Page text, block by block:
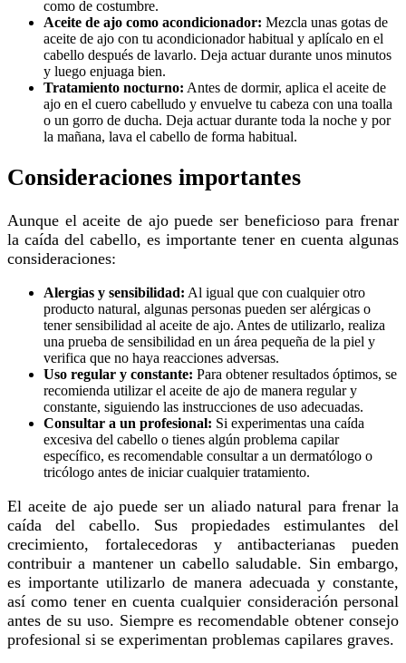
como de costumbre.
Aceite de ajo como acondicionador: Mezcla unas gotas de
aceite de ajo con tu acondicionador habitual y aplícalo en el
cabello después de lavarlo. Deja actuar durante unos minutos
y luego enjuaga bien.
Tratamiento nocturno: Antes de dormir, aplica el aceite de
ajo en el cuero cabelludo y envuelve tu cabeza con una toalla
o un gorro de ducha. Deja actuar durante toda la noche y por
la mañana, lava el cabello de forma habitual.
Consideraciones importantes
Aunque el aceite de ajo puede ser beneficioso para frenar
la caída del cabello, es importante tener en cuenta algunas
consideraciones:
Alergias y sensibilidad: Al igual que con cualquier otro
producto natural, algunas personas pueden ser alérgicas o
tener sensibilidad al aceite de ajo. Antes de utilizarlo, realiza
una prueba de sensibilidad en un área pequeña de la piel y
verifica que no haya reacciones adversas.
Uso regular y constante: Para obtener resultados óptimos, se
recomienda utilizar el aceite de ajo de manera regular y
constante, siguiendo las instrucciones de uso adecuadas.
Consultar a un profesional: Si experimentas una caída
excesiva del cabello o tienes algún problema capilar
específico, es recomendable consultar a un dermatólogo o
tricólogo antes de iniciar cualquier tratamiento.
el aceite de ajo puede ser un aliado natural para frenar la
caída del cabello. Sus propiedades estimulantes del
crecimiento, fortalecedoras y antibacterianas pueden
contribuir a mantener un cabello saludable. Sin embargo,
es importante utilizarlo de manera adecuada y constante,
así como tener en cuenta cualquier consideración personal
antes de su uso. Siempre es recomendable obtener consejo
profesional si se experimentan problemas capilares graves.